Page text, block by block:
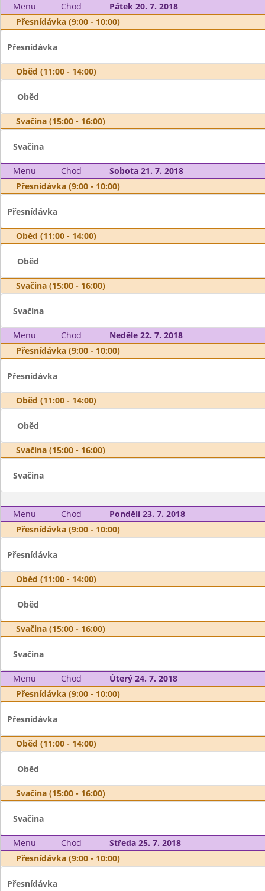
Menu Chod
Pátek 20. 7. 2018
Přesnídávka (9:00 - 10:00)
Přesnídávka
Oběd (11:00 - 14:00)
Oběd
Svačina (15:00 - 16:00)
Svačina
Menu Chod
Sobota 21. 7. 2018
Přesnídávka (9:00 - 10:00)
Přesnídávka
Oběd (11:00 - 14:00)
Oběd
Svačina (15:00 - 16:00)
Svačina
Menu Chod
Neděle 22. 7. 2018
Přesnídávka (9:00 - 10:00)
Přesnídávka
Oběd (11:00 - 14:00)
Oběd
Svačina (15:00 - 16:00)
Svačina
Menu Chod
Pondělí 23. 7. 2018
Přesnídávka (9:00 - 10:00)
Přesnídávka
Oběd (11:00 - 14:00)
Oběd
Svačina (15:00 - 16:00)
Svačina
Menu Chod
Úterý 24. 7. 2018
Přesnídávka (9:00 - 10:00)
Přesnídávka
Oběd (11:00 - 14:00)
Oběd
Svačina (15:00 - 16:00)
Svačina
Menu Chod
Středa 25. 7. 2018
Přesnídávka (9:00 - 10:00)
Přesnídávka